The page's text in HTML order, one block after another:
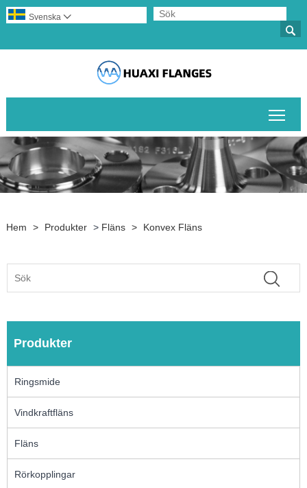

Svenska 
Hem > Produkter > Fläns > Konvex Fläns
Produkter
Ringsmide
Vindkraftfläns
Fläns
Rörkopplingar